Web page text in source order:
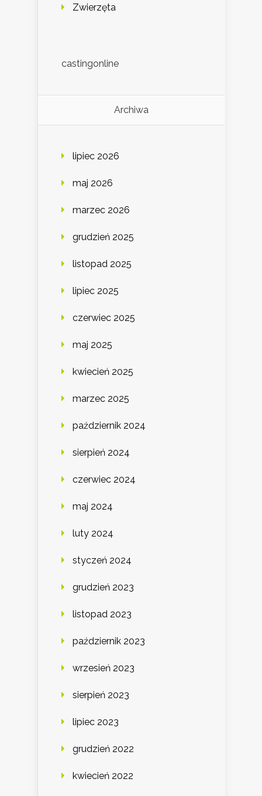
Zwierzęta
castingonline
Archiwa
lipiec 2026
maj 2026
marzec 2026
grudzień 2025
listopad 2025
lipiec 2025
czerwiec 2025
maj 2025
kwiecień 2025
marzec 2025
październik 2024
sierpień 2024
czerwiec 2024
maj 2024
luty 2024
styczeń 2024
grudzień 2023
listopad 2023
październik 2023
wrzesień 2023
sierpień 2023
lipiec 2023
grudzień 2022
kwiecień 2022